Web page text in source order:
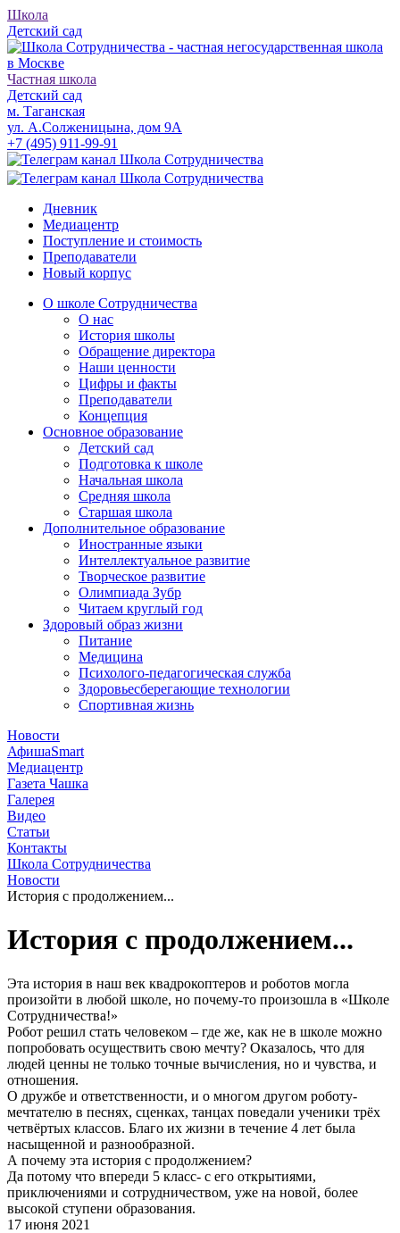
Школа
Детский сад
Частная школа
Детский сад
м. Таганская
ул. А.Солженицына, дом 9А
+7 (495) 911-99-91
Дневник
Медиацентр
Поступление и стоимость
Преподаватели
Новый корпус
О школе Сотрудничества
О нас
История школы
Обращение директора
Наши ценности
Цифры и факты
Преподаватели
Концепция
Основное образование
Детский сад
Подготовка к школе
Начальная школа
Средняя школа
Старшая школа
Дополнительное образование
Иностранные языки
Интеллектуальное развитие
Творческое развитие
Олимпиада Зубр
Читаем круглый год
Здоровый образ жизни
Питание
Медицина
Психолого-педагогическая служба
Здоровьесберегающие технологии
Спортивная жизнь
Новости
АфишаSmart
Медиацентр
Газета Чашка
Галерея
Видео
Статьи
Контакты
Школа Сотрудничества
Новости
История с продолжением...
История с продолжением...
Эта история в наш век квадрокоптеров и роботов могла
произойти в любой школе, но почему-то произошла в «Школе
Сотрудничества!»
Робот решил стать человеком – где же, как не в школе можно
попробовать осуществить свою мечту? Оказалось, что для
людей ценны не только точные вычисления, но и чувства, и
отношения.
О дружбе и ответственности, и о многом другом роботу-
мечтателю в песнях, сценках, танцах поведали ученики трёх
четвёртых классов. Благо их жизни в течение 4 лет была
насыщенной и разнообразной.
А почему эта история с продолжением?
Да потому что впереди 5 класс- с его открытиями,
приключениями и сотрудничеством, уже на новой, более
высокой ступени образования.
17 июня 2021